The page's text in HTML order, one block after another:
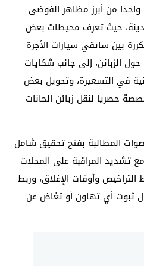
من أبرز مظاهر الفوضى
حيث تعرف محيطات بعض
بين سائقي سيارات الأجرة
الزبائن، إلى جانب شكايات
في التسعيرة، وتحويل بعض
حصريا لنقل زبائن الحانات
المطالبة بفتح تحقيق شامل
تشديد المراقبة على المحلات
وأوقات الإغلاق، وربط
ثبوت أي تهاون أو تغاض عن